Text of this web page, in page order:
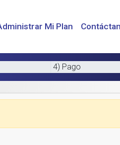
Mi Plan
4) Pago